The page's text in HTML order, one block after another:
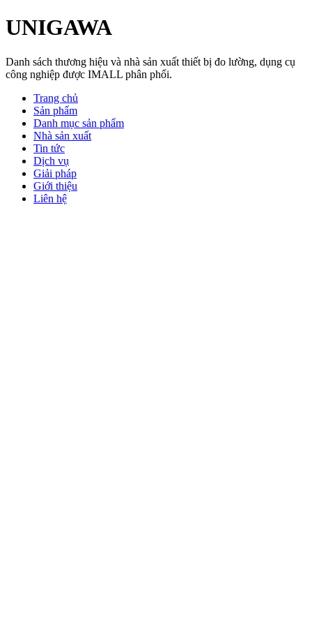
UNIGAWA
Danh sách thương hiệu và nhà sản xuất thiết bị đo lường, dụng cụ
công nghiệp được IMALL phân phối.
Trang chủ
Sản phẩm
Danh mục sản phẩm
Nhà sản xuất
Tin tức
Dịch vụ
Giải pháp
Giới thiệu
Liên hệ